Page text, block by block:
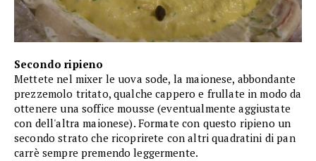
Secondo ripieno
Mettete nel mixer le uova sode, la maionese, abbondante
prezzemolo tritato, qualche cappero e frullate in modo da
ottenere una soffice mousse (eventualmente aggiustate
con dell'altra maionese). Formate con questo ripieno un
secondo strato che ricoprirete con altri quadratini di pan
carrè sempre premendo leggermente.